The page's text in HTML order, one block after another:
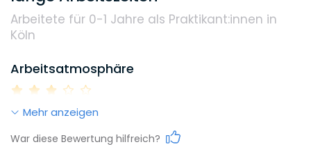
Benefits, die dieser Arbeitgeber bietet
Betriebliche Altersvorsorge
Jährlicher Bonus Familienunterstützung
Arbeitete für 0-1 Jahre als Praktikant:innen in
Köln
Arbeitsatmosphäre
Mehr anzeigen
War diese Bewertung hilfreich?